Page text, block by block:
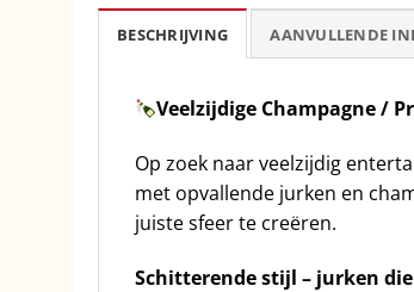
BESCHRIJVING AANVULLENDE
Veelzijdige Champagne /
Op zoek naar veelzijdig
met opvallende jurken en
juiste sfeer te creëren.
Schitterende stijl – jurken